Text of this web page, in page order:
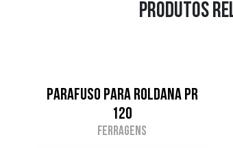
Produtos
Parafuso para Roldana PR
120
Ferragens